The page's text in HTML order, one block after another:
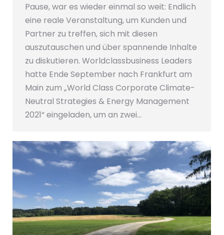
Pause, war es wieder einmal so weit: Endlich
eine reale Veranstaltung, um Kunden und
Partner zu treffen, sich mit diesen
auszutauschen und über spannende Inhalte
zu diskutieren. Worldclassbusiness Leaders
hatte Ende September nach Frankfurt am
Main zum „World Class Corporate Climate-
Neutral Strategies & Energy Management
2021“ eingeladen, um an zwei…